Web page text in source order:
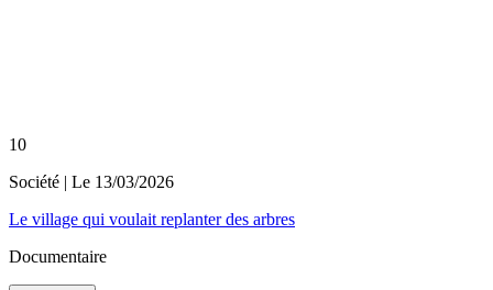
10
Société | Le 13/03/2026
Le village qui voulait replanter des arbres
Documentaire